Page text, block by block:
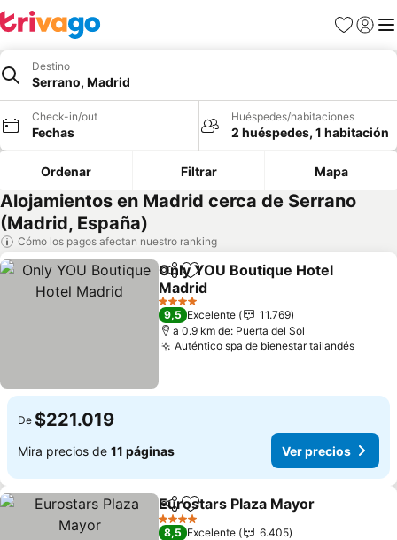
Favoritos
Iniciar
Destino
Serrano, Madrid
Check-in/out
Fechas
Huéspedes/habitaciones
2 huéspedes, 1 habitación
Ordenar Filtrar Mapa
Alojamientos en Madrid cerca de Serrano
(Madrid, España)
Cómo los pagos afectan nuestro ranking
CompartirAgregar a favoritos
Only YOU Boutique Hotel
Madrid
Ver precios
4 Estrellas
9,5 Excelente
11.769
a 0.9 km de: Puerta del Sol
Auténtico spa de bienestar tailandésVer
De $221.019
Mira precios de 11 páginas Ver precios
CompartirAgregar a favoritos
Eurostars Plaza Mayor
4 Estrellas
8,5 Excelente
6.405